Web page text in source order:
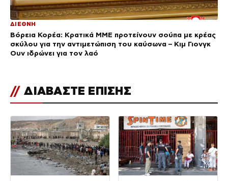
ΔΙΕΘΝΗ
Βόρεια Κορέα: Κρατικά ΜΜΕ προτείνουν σούπα με κρέας
σκύλου για την αντιμετώπιση του καύσωνα – Κιμ Γιονγκ
Ουν ιδρώνει για τον λαό
// ΔΙΑΒΑΣΤΕ ΕΠΙΣΗΣ